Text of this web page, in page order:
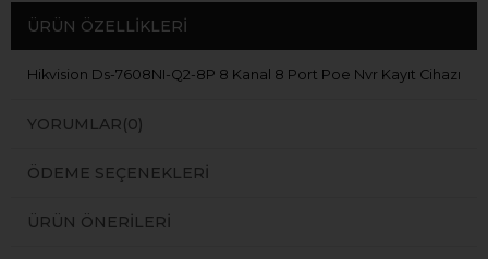
ÜRÜN ÖZELLIKLERI
Hikvision Ds-7608NI-Q2-8P 8 Kanal 8 Port Poe Nvr Kayıt Cihazı
YORUMLAR(0)
ÖDEME SEÇENEKLERI
ÜRÜN ÖNERILERI